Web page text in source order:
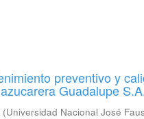
preventivo y
Guadalupe
(Universidad Nacional José